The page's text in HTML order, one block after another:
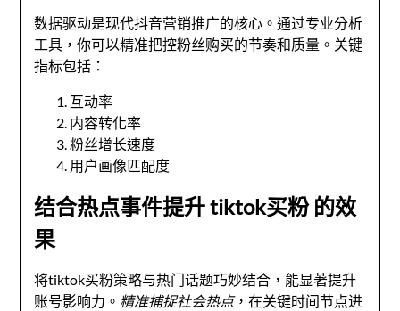
数据驱动是现代抖音营销推广的核心。通过专业分析
工具，你可以精准把控粉丝购买的节奏和质量。关键
指标包括：
互动率
内容转化率
粉丝增长速度
用户画像匹配度
结合热点事件提升 tiktok买粉 的效
果
将tiktok买粉策略与热门话题巧妙结合，能显著提升
账号影响力。 精准捕捉社会热点，在关键时间节点进